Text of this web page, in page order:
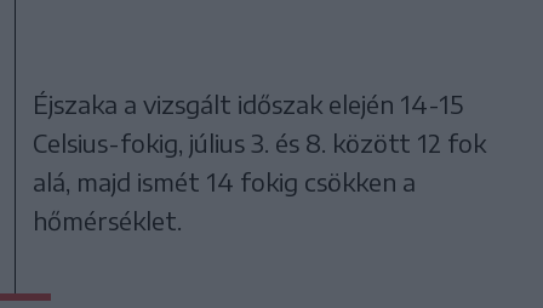
Éjszaka a vizsgált időszak elején 14-15
Celsius-fokig, július 3. és 8. között 12 fok
alá, majd ismét 14 fokig csökken a
hőmérséklet.